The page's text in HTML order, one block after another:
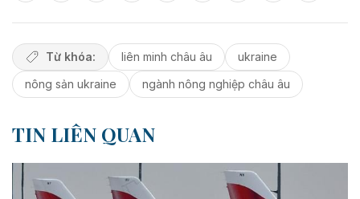
Từ khóa: liên minh châu âu
ukraine
nông sản ukraine
ngành nông nghiệp châu âu
TIN LIÊN QUAN